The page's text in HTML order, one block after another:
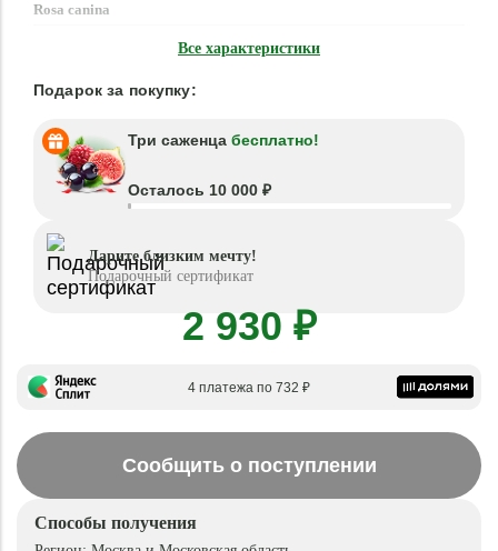
Rosa canina
Все характеристики
Подарок за покупку:
Три саженца бесплатно!
Осталось 10 000 ₽
Дарите близким мечту!
Подарочный сертификат
2 930 ₽
4 платежа по 732 ₽
Сообщить о поступлении
Способы получения